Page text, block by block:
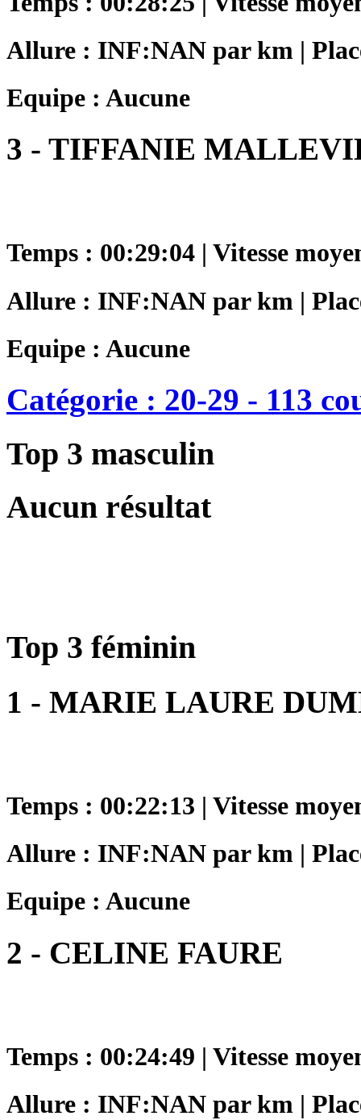
Allure : INF:NAN par km |
Equipe : Aucune
3 - TIFFANIE
Temps : 00:29:04 | Vitesse
Allure : INF:NAN par km |
Equipe : Aucune
Catégorie : 20-29 - 113
Top 3 masculin
Aucun résultat
Top 3 féminin
1 - MARIE LAURE
Temps : 00:22:13 | Vitesse
Allure : INF:NAN par km |
Equipe : Aucune
2 - CELINE FAURE
Temps : 00:24:49 | Vitesse
Allure : INF:NAN par km |